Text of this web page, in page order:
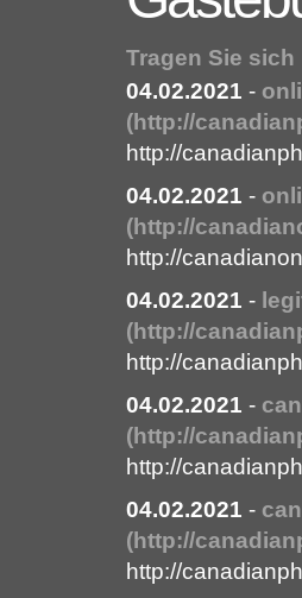
Tragen Sie
04.02.2021 -
(http://
http://
04.02.2021 -
(http://
http://
04.02.2021 -
(http://
http://
04.02.2021 -
(http://
http://
04.02.2021 -
(http://
http://